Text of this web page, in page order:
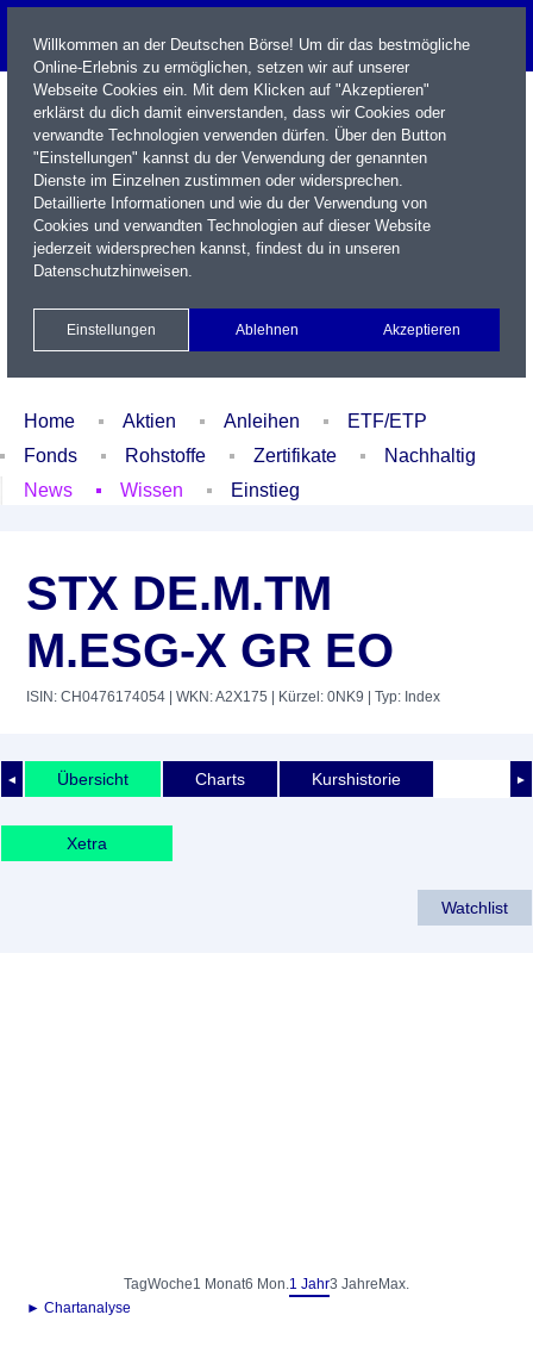
Name / WKN / ISIN / Kürzel
Xetra Realtime
Watchlist Portfolio Login
Home Aktien Anleihen
ETF/ETP
Fonds
Rohstoffe Zertifikate
Nachhaltig
News
Wissen Einstieg
STX DE.M.TM
M.ESG-X GR EO
ISIN: CH0476174054 | WKN: A2X175 | Kürzel: 0NK9 | Typ: Index
◄ ►
Übersicht Charts Kurshistorie
Xetra
Watchlist
TagWoche1 Monat6 Mon.1 Jahr3 Jahre Max.
► Chartanalyse
Willkommen an der Deutschen Börse! Um dir das bestmögliche
Online-Erlebnis zu ermöglichen, setzen wir auf unserer
Webseite Cookies ein. Mit dem Klicken auf "Akzeptieren"
erklärst du dich damit einverstanden, dass wir Cookies oder
verwandte Technologien verwenden dürfen. Über den Button
"Einstellungen" kannst du der Verwendung der genannten
Dienste im Einzelnen zustimmen oder widersprechen.
Detaillierte Informationen und wie du der Verwendung von
Cookies und verwandten Technologien auf dieser Website
jederzeit widersprechen kannst, findest du in unseren
Datenschutzhinweisen.
Einstellungen Ablehnen Akzeptieren